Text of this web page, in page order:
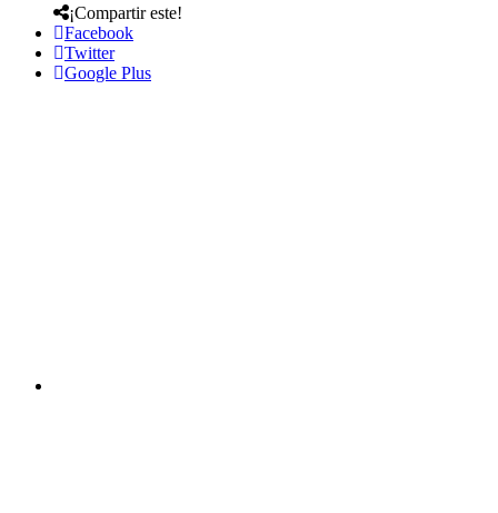
¡Compartir este!
Facebook
Twitter
Google Plus